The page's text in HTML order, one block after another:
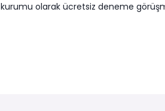
kurumu olarak ücretsiz deneme